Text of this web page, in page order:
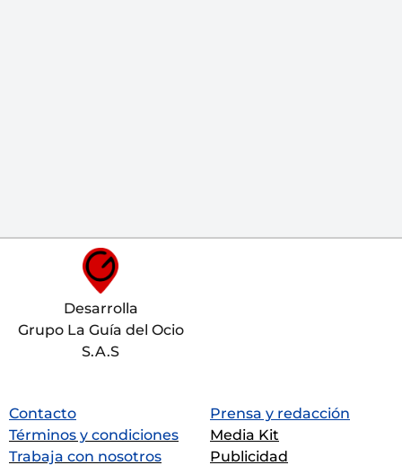
Desarrolla
Grupo La Guía del Ocio
S.A.S
Contacto
Términos y condiciones
Trabaja con nosotros
Prensa y redacción
Media Kit
Publicidad